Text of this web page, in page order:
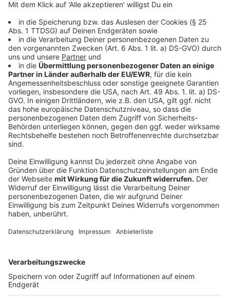
• S 1 fällt zwischen Düsseldorf Hbf und
Düsseldorf-Unterrath aus.
• S 6 fährt ohne Halt zwischen Düsseldorf Hbf
und Ratingen Ost. Abends fällt die S 6 auf diesem
Abschnitt komplett aus.
• S 11 fällt zwischen Düsseldorf Hbf und
Düsseldorf Flughafen Terminal aus.
Anzeige
Aktuelle Meldungen im Regionalverkehr
So berichtet die Deutsche Bahn
Ankündigung der Deutschen Bahn vom 19.
November2024
Südbrücke bleibt weiter Baustelle
Der Verkehrsservice von Antenne Düsseldorf